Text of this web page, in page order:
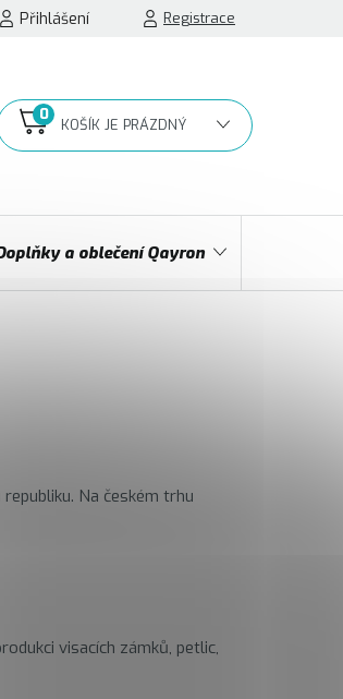
Přihlášení Registrace
NÁKUPNÍ
a oblečení Qayron
republiku. Na českém trhu
visacích zámků, petlic,